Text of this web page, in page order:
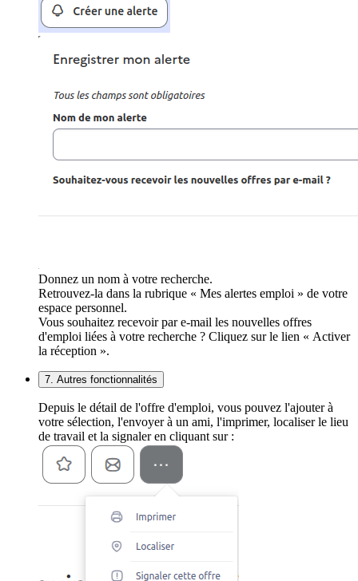
Donnez un nom à votre recherche.
Retrouvez-la dans la rubrique « Mes alertes emploi » de votre
espace personnel.
Vous souhaitez recevoir par e-mail les nouvelles offres
d'emploi liées à votre recherche ? Cliquez sur le lien « Activer
la réception ».
7. Autres fonctionnalités
Depuis le détail de l'offre d'emploi, vous pouvez l'ajouter à
votre sélection, l'envoyer à un ami, l'imprimer, localiser le lieu
de travail et la signaler en cliquant sur :